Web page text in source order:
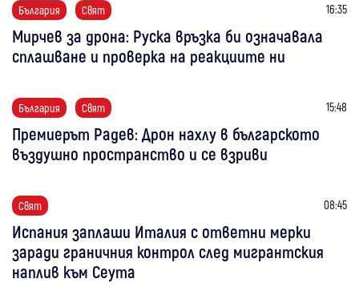
България Свят 16:35
Мирчев за дрона: Руска връзка би означавала
сплашване и проверка на реакциите ни
България Свят 15:48
Премиерът Радев: Дрон нахлу в българското
въздушно пространство и се взриви
Свят 08:45
Испания заплаши Италия с ответни мерки
заради граничния контрол след мигрантския
наплив към Сеута